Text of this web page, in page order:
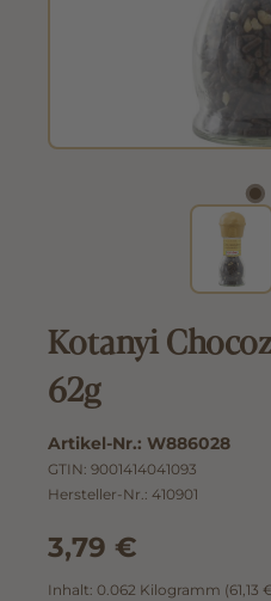
Kotanyi
62g
Artikel-Nr.: W886028
GTIN: 9001414041093
Hersteller-Nr.: 410901
3,79 €
Inhalt: 0.062 Kilogramm (61,13